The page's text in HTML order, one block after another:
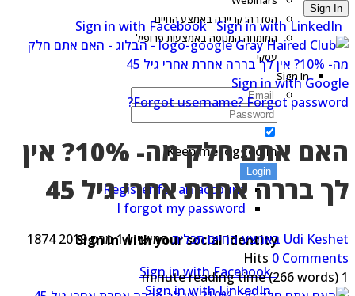
הסדרה: קריירה באמצע החיים
המומחה המנוסה באמצעות פרופיל
עסקי
Sign In
Keep me logged in
Login
Register for an account
I forgot my password
Sign in with your social identity
Sign in with Facebook
Sign in with LinkedIn
Sign
Sign in with
Sign in with
Forgot username?Forgot
האם אתם חלק מה- 10%? אין
בררה אחרת אחרי גיל 45
Udiבאמצע החיים תכליתחמישי, 14 מרס 2019
1874
Hits0
(266 words)